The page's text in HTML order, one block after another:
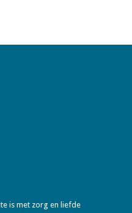
is met zorg en liefde